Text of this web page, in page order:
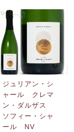
ジュリアン・シ
ャール クレマ
ン・ダルザス
ソフィー・シャ
ール NV